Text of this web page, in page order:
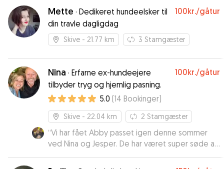
med hjem fra en pasning, selv om han nok gerne
ville være blevet lidt længere 😀 så 5 + stjerner,
hvis man kan give det :)
Mette · Dedikeret hundeelsker til
din travle dagligdag
100kr./gåtur
Skive - 21.77 km 3 Stamgæster
Nina · Erfarne ex-hundeejere
tilbyder tryg og hjemlig pasning.
100kr./gåtur
5.0 (14 Bookinger)
Skive - 22.04 km 2 Stamgæster
“Vi har fået Abby passet igen denne sommer
ved Nina og Jesper. De har været super søde at
opdatere med billeder og skriv dagligt. Det er
tydeligt de virkelig elsker at have